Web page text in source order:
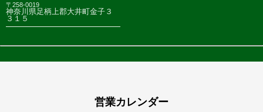
〒258-0019
神奈川県足柄上郡大井町金子３
３１５
営業カレンダー